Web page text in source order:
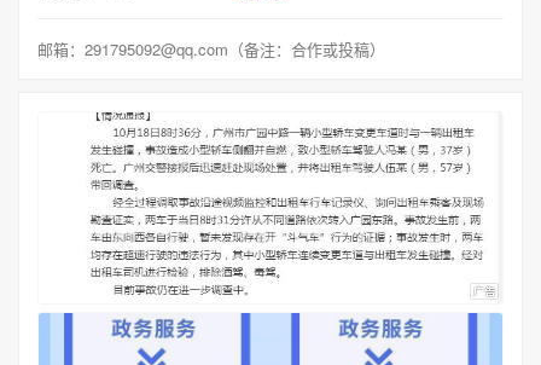
邮箱：291795092@qq.com（备注：合作或投稿）